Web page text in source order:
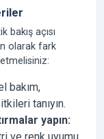
bakış açısı
olarak fark
bakım,
tanıyın.
yapın: